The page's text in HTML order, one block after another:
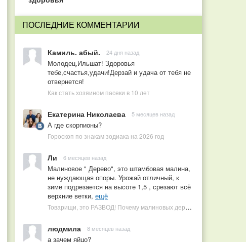
ПОСЛЕДНИЕ КОММЕНТАРИИ
Камиль. абый. 24 дня назад
Молодец,Ильшат! Здоровья
тебе,счастья,удачи!Дерзай и удача от тебя не
отвернется!
Как стать хозяином пасеки в 10 лет
Екатерина Николаева 5 месяцев назад
А где скорпионы?
Гороскоп по знакам зодиака на 2026 год
Ли 6 месяцев назад
Малиновое " Дерево", это штамбовая малина,
не нуждающая опоры. Урожай отличный, к
зиме подрезается на высоте 1,5 , срезают всё
верхние ветки, ещё
Товарищи, это РАЗВОД! Почему малиновых деревьев не бывает, или Как ушлые продавцы наживаются на мечтах садоводов
людмила 8 месяцев назад
а зачем яйцо?